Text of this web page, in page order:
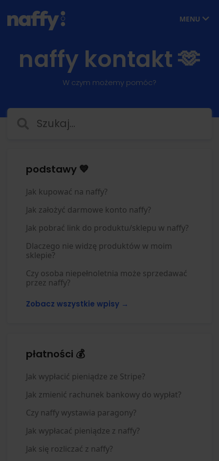
MENU
naffy kontakt 🫶
W czym możemy pomóc?
podstawy 💙
Jak kupować na naffy?
Jak założyć darmowe konto naffy?
Jak pobrać link do produktu/sklepu w naffy?
Dlaczego nie widzę produktów w moim
sklepie?
Czy osoba niepełnoletnia może sprzedawać
przez naffy?
Zobacz wszystkie wpisy →
płatności 💰
Jak wypłacić pieniądze ze Stripe?
Jak zmienić rachunek bankowy do wypłat?
Czy naffy wystawia paragony?
Jak wypłacać pieniądze z naffy?
Jak się rozliczać z naffy?